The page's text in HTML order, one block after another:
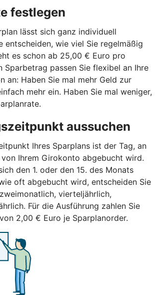
festlegen
lässt sich ganz individuell
entscheiden, wie viel Sie regelmäßig
es schon ab 25,00 € Euro pro
Sparbetrag passen Sie flexibel an Ihre
an: Haben Sie mal mehr Geld zur
mehr ein. Haben Sie mal weniger,
aussuchen
Ihres Sparplans ist der Tag, an
Ihrem Girokonto abgebucht wird.
den 1. oder den 15. des Monats
oft abgebucht wird, entscheiden Sie
vierteljährlich,
Für die Ausführung zahlen Sie
2,00 € Euro je Sparplanorder.